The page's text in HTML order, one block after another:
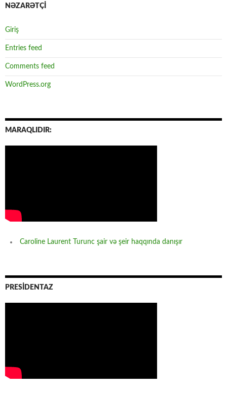
NƏZARƏTÇİ
Giriş
Entries feed
Comments feed
WordPress.org
MARAQLIDIR:
Caroline Laurent Turunc şair və şeir haqqında danışır
PRESİDENTAZ